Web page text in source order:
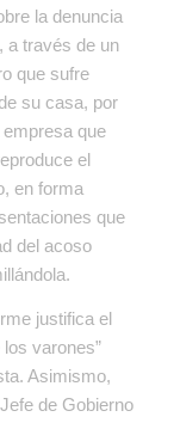
la denuncia
a través de un
que sufre
su casa, por
que
el
en forma
que
del acoso
justifica el
varones”
Asimismo,
de Gobierno